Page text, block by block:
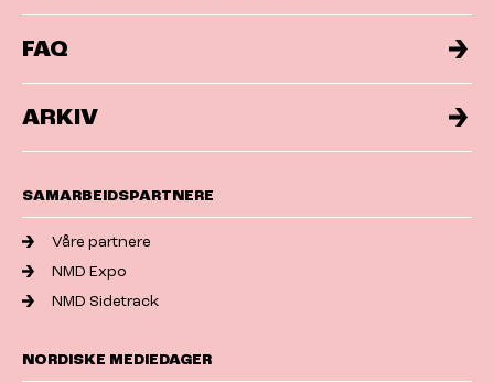
FAQ
ARKIV
SAMARBEIDSPARTNERE
Våre partnere
NMD Expo
NMD Sidetrack
NORDISKE MEDIEDAGER